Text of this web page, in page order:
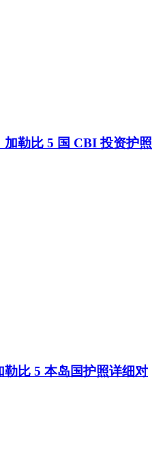
勒比 5 国 CBI 投资护照
比 5 本岛国护照详细对